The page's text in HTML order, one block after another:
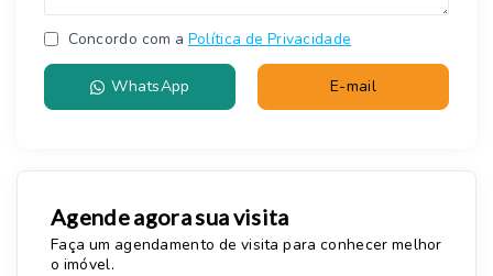
Concordo com a Política de Privacidade
WhatsApp E-mail
Agende agora sua visita
Faça um agendamento de visita para conhecer melhor
o imóvel.